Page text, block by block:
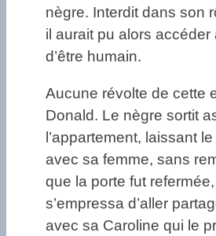
nègre. Interdit dans son
il aurait pu alors accéder
d’être humain.
Aucune révolte de cette
Donald. Le nègre sortit
l’appartement, laissant
avec sa femme, sans
que la porte fut
s’empressa d’aller
avec sa Caroline qui le